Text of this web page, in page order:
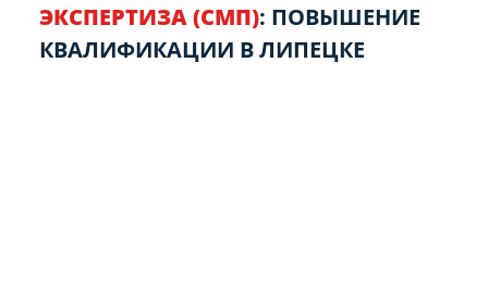
ЭКСПЕРТИЗА (СМП): ПОВЫШЕНИЕ
КВАЛИФИКАЦИИ В ЛИПЕЦКЕ